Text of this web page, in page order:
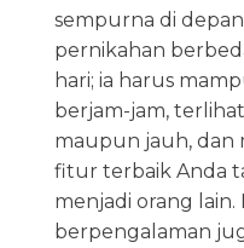
sempurna di depan
pernikahan
hari; ia harus
berjam-jam,
maupun jauh, dan
fitur terbaik Anda
menjadi orang lain.
berpengalaman